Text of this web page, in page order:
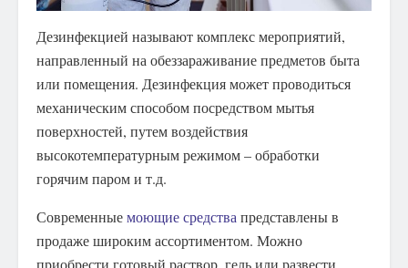
Дезинфекцией называют комплекс мероприятий,
направленный на обеззараживание предметов быта
или помещения. Дезинфекция может проводиться
механическим способом посредством мытья
поверхностей, путем воздействия
высокотемпературным режимом – обработки
горячим паром и т.д.
Современныемоющие средства представлены в
продаже широким ассортиментом. Можно
приобрести готовый раствор, гель или развести